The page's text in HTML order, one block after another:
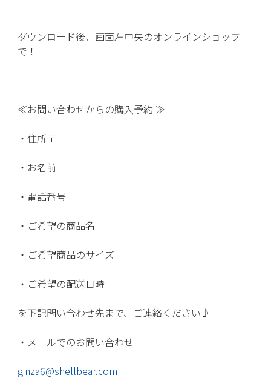
ダウンロード後、画面左中央のオンラインショップ
で！
≪お問い合わせからの購入予約 ≫
・住所〒
・お名前
・電話番号
・ご希望の商品名
・ご希望商品のサイズ
・ご希望の配送日時
を下記問い合わせ先まで、ご連絡ください♪
・メールでのお問い合わせ
ginza6@shellbear.com